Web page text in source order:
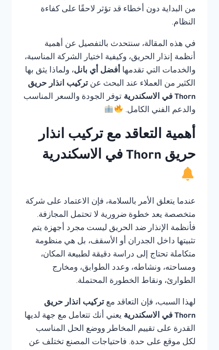
من البداية دون أخطاء قد تؤثر لاحقًا على كفاءة
النظام.
في هذه المقالة، سنتحدث بالتفصيل عن أهمية
أنظمة إنذار الحريق، وكيفية اختيار الشركة المناسبة،
والخدمات التي تقدمها أفضل أي بانل، ولماذا يثق بها
الكثير من العملاء عند البحث عن تركيب انذار حريق
Thorn في الاسكندرية
توفر الجودة والسعر المناسب
والدعم الفني الكامل.
أهمية التعاقد مع تركيب انذار
حريق Thorn في الاسكندرية
عندما يتعلق الأمر بالسلامة، فإن الاعتماد على شركة
متخصصة يعد خطوة ضرورية لا تحتمل المجازفة.
فأنظمة الإنذار ضد الحريق ليست مجرد أجهزة يتم
تثبيتها داخل الجدران أو الأسقف، بل هي منظومة
متكاملة تحتاج إلى دراسة دقيقة لطبيعة المكان،
ومساحته، ونشاطه، وعدد الطوابق، ومخارج
الطوارئ، ونقاط الخطورة المحتملة.
لهذا السبب، فإن التعاقد مع تركيب انذار حريق
Thorn في الاسكندرية
يعني أنك تتعامل مع جهة لديها
القدرة على تقييم المخاطر ووضع الحل المناسب
لكل موقع على حدة. فاحتياجات المصنع تختلف عن